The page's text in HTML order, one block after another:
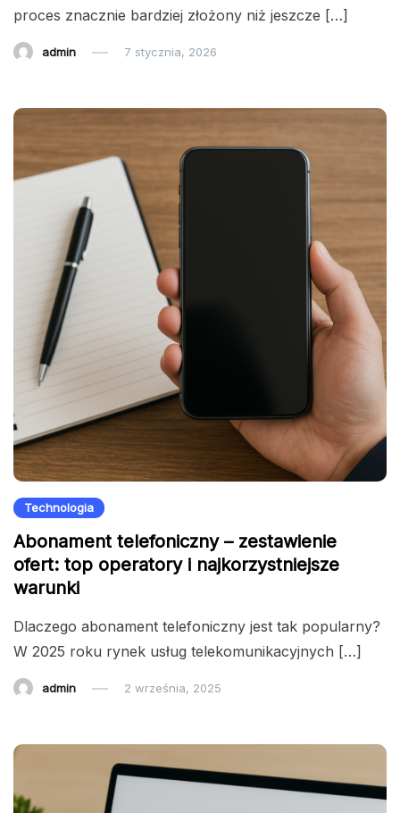
proces znacznie bardziej złożony niż jeszcze […]
admin 7 stycznia, 2026
Technologia
Abonament telefoniczny – zestawienie
ofert: top operatory i najkorzystniejsze
warunki
Dlaczego abonament telefoniczny jest tak popularny?
W 2025 roku rynek usług telekomunikacyjnych […]
admin 2 września, 2025